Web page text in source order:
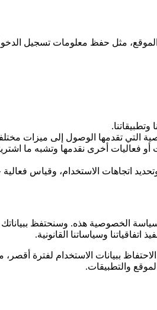
التي تقدمها الوصول إلى ميزات
فعاليات أخرى نقدمها وتشبه ما
الاستخدام، وقياس فعالية
هذه. وسنحتفظ ببياناتك
اتفاقياتنا وسياساتنا القانونية.
ببيانات الاستخدام لفترة أقصر،
والتطبيقات.